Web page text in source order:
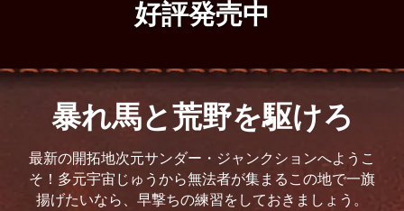
好評発売中
暴れ馬と荒野を駆けろ
最新の開拓地次元サンダー・ジャンクションへようこ
そ！多元宇宙じゅうから無法者が集まるこの地で一旗
揚げたいなら、早撃ちの練習をしておきましょう。